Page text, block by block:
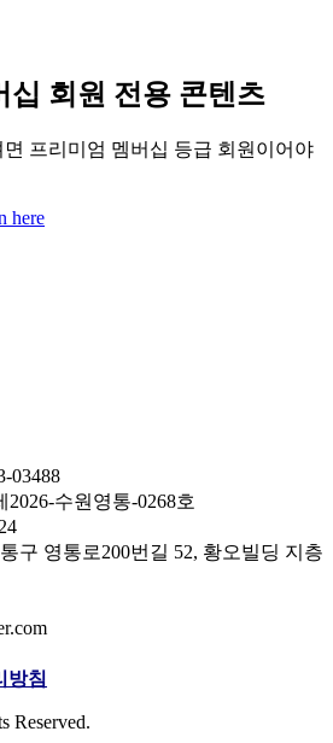
십 회원 전용 콘텐츠
프리미엄 멤버십 등급 회원이어야
here
03488
수원영통-0268호
구 영통로200번길 52, 황오빌딩 지층
방침